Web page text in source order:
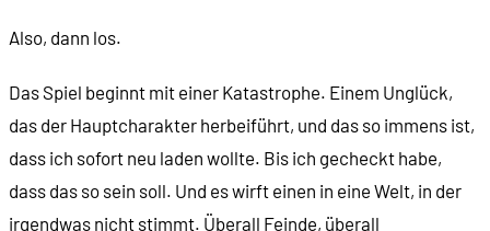
Also, dann los.
Das Spiel beginnt mit einer Katastrophe. Einem Unglück,
das der Hauptcharakter herbeiführt, und das so immens ist,
dass ich sofort neu laden wollte. Bis ich gecheckt habe,
dass das so sein soll. Und es wirft einen in eine Welt, in der
irgendwas nicht stimmt. Überall Feinde, überall